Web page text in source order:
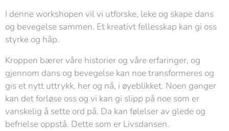
I denne workshopen vil vi utforske, leke og skape dans
og bevegelse sammen. Et kreativt fellesskap kan gi oss
styrke og håp.
Kroppen bærer våre historier og våre erfaringer, og
gjennom dans og bevegelse kan noe transformeres og
gis et nytt uttrykk, her og nå, i øyeblikket. Noen ganger
kan det forløse oss og vi kan gi slipp på noe som er
vanskelig å sette ord på. Da kan følelser av glede og
befrielse oppstå. Dette som er Livsdansen.